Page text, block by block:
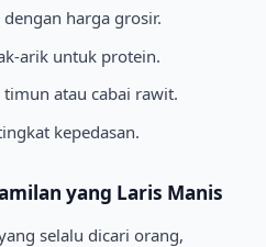
harga grosir.
arik untuk protein.
timun atau cabai rawit.
kepedasan.
yang Laris Manis
selalu dicari orang,